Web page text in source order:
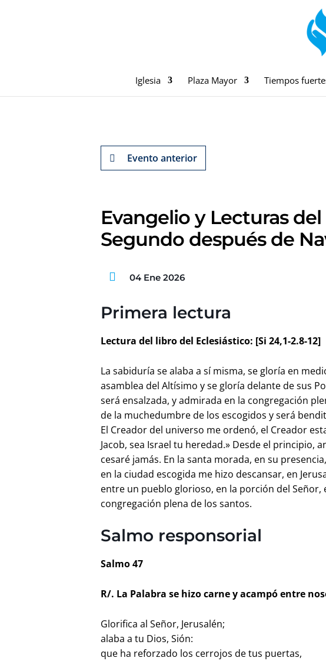
Iglesia Plaza Mayor Tiempos
Evento anterior
Evangelio y Lecturas
Segundo después de
04 Ene 2026
Primera lectura
Lectura del libro del Eclesiástico: [Si 24,1-2.8-12]
La sabiduría se alaba a sí misma, se gloría en
asamblea del Altísimo y se gloría delante de sus
será ensalzada, y admirada en la congregación
de la muchedumbre de los escogidos y será
El Creador del universo me ordenó, el Creador
Jacob, sea Israel tu heredad.» Desde el principio,
cesaré jamás. En la santa morada, en su
en la ciudad escogida me hizo descansar, en
entre un pueblo glorioso, en la porción del Señor,
congregación plena de los santos.
Salmo responsorial
Salmo 47
R/. La Palabra se hizo carne y acampó entre
Glorifica al Señor, Jerusalén;
alaba a tu Dios, Sión:
que ha reforzado los cerrojos de tus puertas,